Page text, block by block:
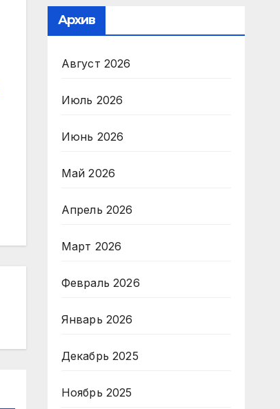
Архив
Август 2026
Июль 2026
Июнь 2026
Май 2026
Апрель 2026
Март 2026
Февраль 2026
Январь 2026
Декабрь 2025
Ноябрь 2025